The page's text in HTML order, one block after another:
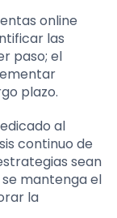
online
las
paso; el
plazo.
al
continuo de
sean
mantenga el
la